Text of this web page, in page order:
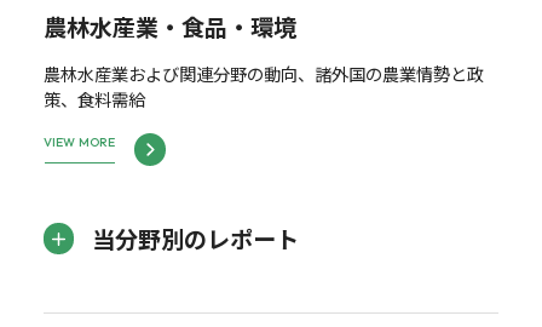
農林水産業・食品・環境
農林水産業および関連分野の動向、諸外国の農業情勢と政
策、食料需給
VIEW MORE
当分野別のレポート